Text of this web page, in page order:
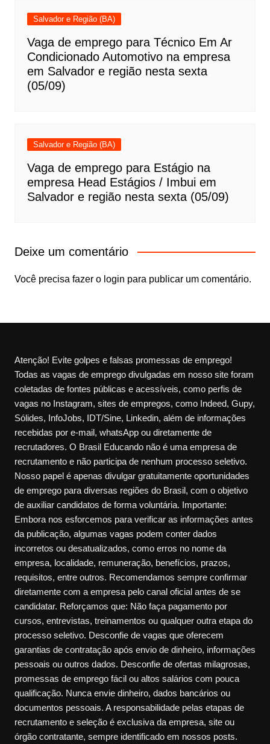
Salvador e Região (BA)
Vaga de emprego para Técnico Em Ar
Condicionado Automotivo na empresa
em Salvador e região nesta sexta
(05/09)
Salvador e Região (BA)
Vaga de emprego para Estágio na
empresa Head Estágios / Imbui em
Salvador e região nesta sexta (05/09)
Deixe um comentário
Você precisa fazer o login para publicar um comentário.
Atenção! Evite golpes e falsas promessas de emprego!
Todas as vagas de emprego divulgadas em nosso site foram
coletadas de fontes públicas e acessíveis, como perfis de
vagas no Instagram, sites de empregos, como Indeed, Gupy,
Sólides, InfoJobs, IDT/Sine, Linkedin, além de informações
recebidas por e-mail, whatsApp ou diretamente de
recrutadores. O Brasil Educando não é uma empresa de
recrutamento e não participa de nenhum processo seletivo.
Nosso papel é apenas divulgar gratuitamente oportunidades
de emprego para diversas regiões do Brasil, com o objetivo
de auxiliar candidatos de forma voluntária. Importante:
Embora nos esforcemos para verificar as informações antes
da publicação, algumas vagas podem conter dados
incorretos ou desatualizados, como erros no nome da
empresa, localidade, remuneração, benefícios, prazos,
requisitos, entre outros. Recomendamos sempre confirmar
diretamente com a empresa pelo canal oficial antes de se
candidatar. Reforçamos que: Não faça pagamento por
cursos, entrevistas, treinamentos ou qualquer outra etapa do
processo seletivo. Desconfie de vagas que oferecem
garantias de contratação após envio de dinheiro, informações
pessoais ou outros dados. Desconfie de ofertas milagrosas,
promessas de emprego fácil ou altos salários com pouca
qualificação. Nunca envie dinheiro, dados bancários ou
documentos pessoais. A responsabilidade pelas etapas de
recrutamento e seleção é exclusiva da empresa, site ou
órgão contratante, sempre identificado em nossos posts.